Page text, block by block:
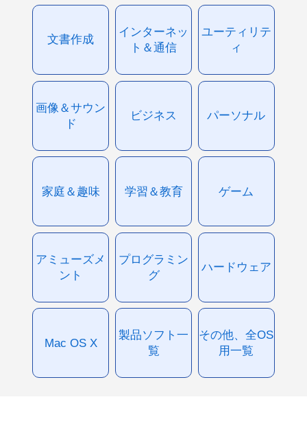
文書作成
インターネッ
ト＆通信
ユーティリテ
ィ
画像＆サウン
ド
ビジネス パーソナル
家庭＆趣味 学習＆教育 ゲーム
アミューズメ
ント
プログラミン
グ
ハードウェア
Mac OS X
製品ソフト一
覧
その他、全OS
用一覧